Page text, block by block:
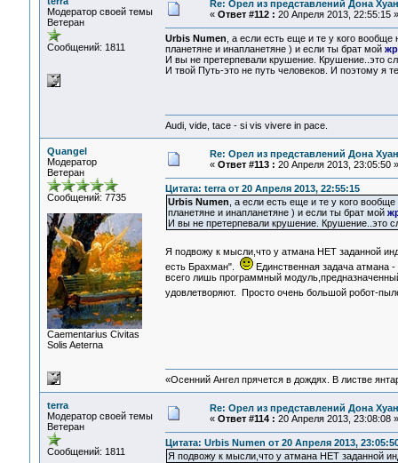
Модератор своей темы
Ветеран
Сообщений: 1811
Re: Орел из представлений Дона
« Ответ #112 : 20 Апреля 2013, 22:55:15 »
Urbis Numen , а если есть еще и те у кого
планетяне и инапланетяне ) и если ты брат мой
И вы не претерпевали крушение. Крушение..это
И твой Путь-это не путь человеков. И поэтому я
Audi, vide, tace - si vis vivere in pace.
Quangel
Модератор
Ветеран
Сообщений: 7735
Сaementarius Civitas
Solis Aeterna
Re: Орел из представлений Дона
« Ответ #113 : 20 Апреля 2013, 23:05:50 »
Цитата: terra от 20 Апреля 2013, 22:55:15
Urbis Numen , а если есть еще и те у кого
планетяне и инапланетяне ) и если ты брат мой
И вы не претерпевали крушение. Крушение..это
Я подвожу к мысли,что у атмана НЕТ заданной
есть Брахман".
Единственная задача атмана
всего лишь программный
удовлетворяют. Просто очень большой робот-
«Осенний Ангел прячется в дождях. В листве
terra
Модератор своей темы
Ветеран
Сообщений: 1811
Re: Орел из представлений Дона
« Ответ #114 : 20 Апреля 2013, 23:08:08 »
Цитата: Urbis Numen от 20 Апреля 2013,
Я подвожу к мысли,что у атмана НЕТ заданной